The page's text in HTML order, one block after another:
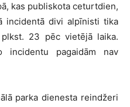
kas publiskota ceturtdien,
incidentā divi alpīnisti tika
23 pēc vietējā laika.
incidentu pagaidām nav
parka dienesta reindžeri